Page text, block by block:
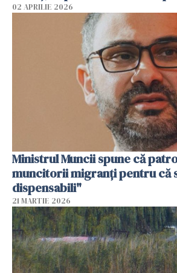
02 APRILIE 2026
Ministrul Muncii spune că
muncitorii migranți pentru că
dispensabili"
21 MARTIE 2026